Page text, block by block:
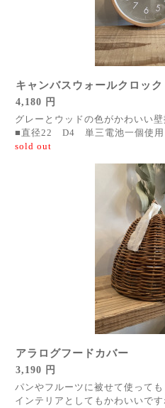
キャンバスウォールクロック
4,180 円
グレーとウッドの色がかわいい壁
■直径22 D4 単三電池一個使用
sold out
アラログフードカバー
3,190 円
パンやフルーツに被せて使っても
インテリアとしてもかわいいです